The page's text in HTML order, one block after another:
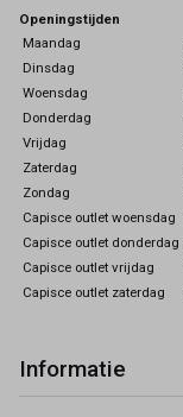
Openingstijden
Maandag
Dinsdag
Woensdag
Donderdag
Vrijdag
Zaterdag
Zondag
Capisce outlet woensdag
Capisce outlet donderdag
Capisce outlet vrijdag
Capisce outlet zaterdag
Informatie